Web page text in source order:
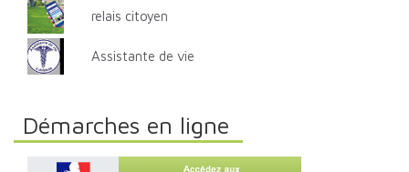
relais citoyen
Assistante de vie
Démarches en ligne